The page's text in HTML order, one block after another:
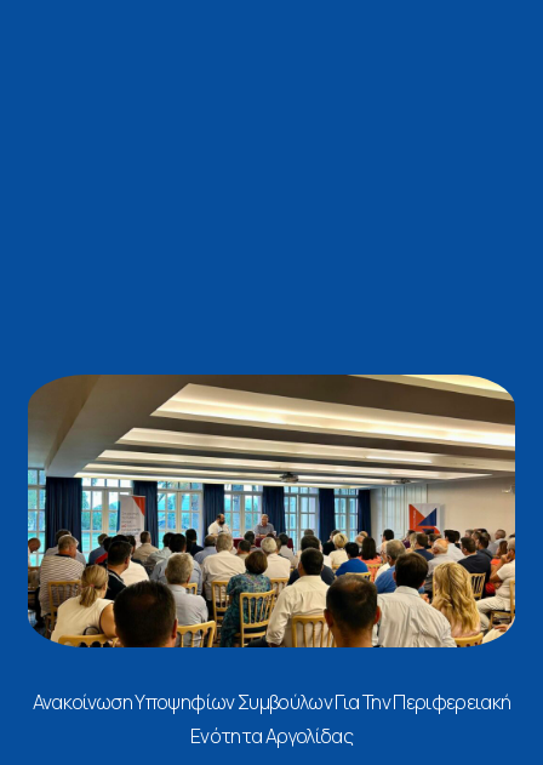
Ανακοίνωση Υποψηφίων Συμβούλων Για Την Περιφερειακή
Ενότητα Αργολίδας